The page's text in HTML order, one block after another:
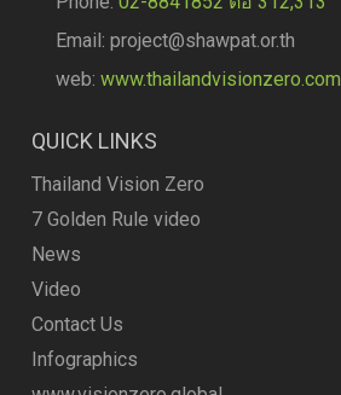
Email: project@shawpat.or.th
web:www.thailandvisionzero.com
QUICK LINKS
Thailand Vision Zero
7 Golden Rule video
News
Video
Contact Us
Infographics